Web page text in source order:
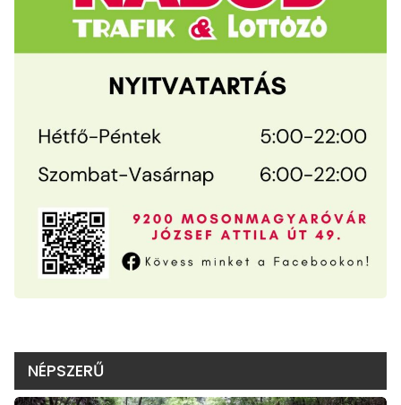
NÉPSZERŰ